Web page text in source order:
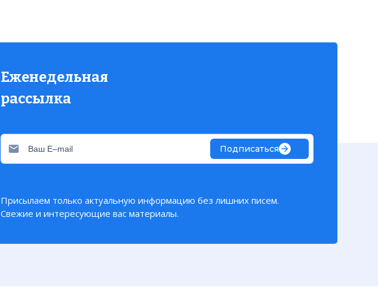
Еженедельная
рассылка
Подписаться
Присылаем только актуальную информацию без лишних писем.
Свежие и интересующие вас материалы.